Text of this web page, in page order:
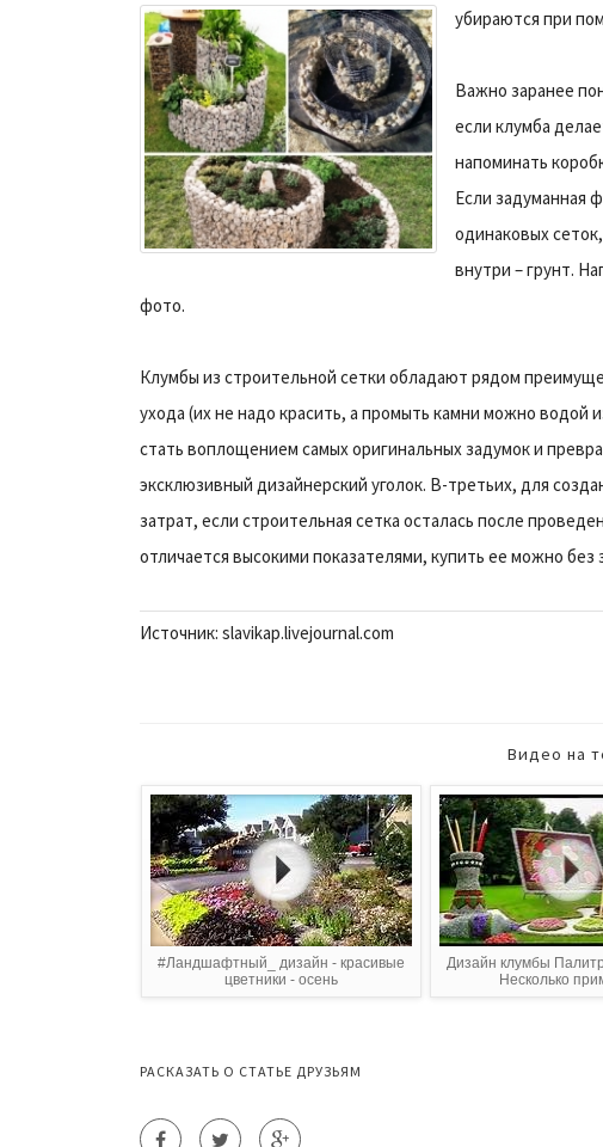
убираются при
Важно заранее
если клумба
напоминать
Если задуманная
одинаковых
внутри – грунт.
фото.
Клумбы из строительной сетки обладают рядом
ухода (их не надо красить, а промыть камни можно водой
стать воплощением самых оригинальных задумок и
эксклюзивный дизайнерский уголок. В-третьих, для
затрат, если строительная сетка осталась после
отличается высокими показателями, купить ее можно
Источник: slavikap.livejournal.com
Видео на
#Ландшафтный_ дизайн - красивые
цветники - осень
Дизайн клумбы
Несколько
РАСКАЗАТЬ О СТАТЬЕ ДРУЗЬЯМ